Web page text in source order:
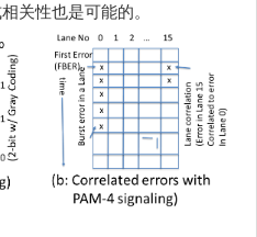
关性也是可能的。